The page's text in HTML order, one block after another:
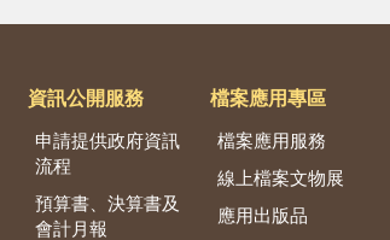
資訊公開服務
申請提供政府資訊
流程
預算書、決算書及
會計月報
檔案應用專區
檔案應用服務
線上檔案文物展
應用出版品